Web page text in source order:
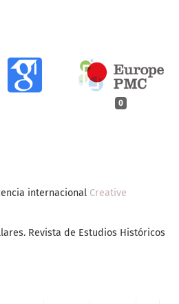
0
internacional Creative
Revista de Estudios Históricos